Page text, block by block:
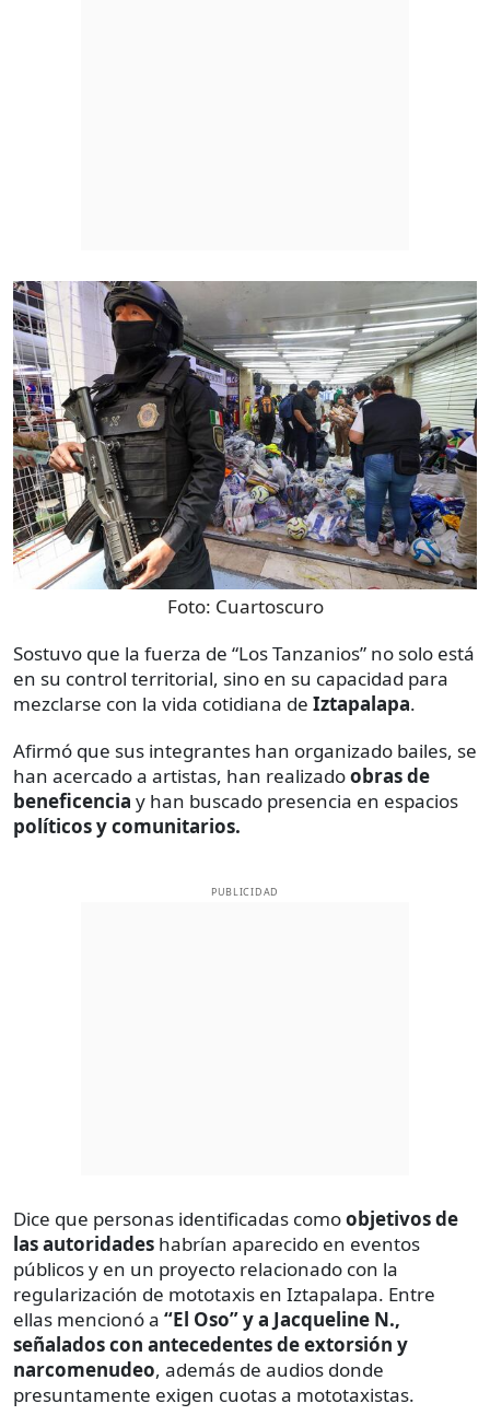
Foto: Cuartoscuro
Sostuvo que la fuerza de “Los Tanzanios” no solo está
en su control territorial, sino en su capacidad para
mezclarse con la vida cotidiana de Iztapalapa.
Afirmó que sus integrantes han organizado bailes, se
han acercado a artistas, han realizadoobras de
beneficencia y han buscado presencia en espacios
políticos y comunitarios.
PUBLICIDAD
Dice que personas identificadas comoobjetivos de
las autoridades habrían aparecido en eventos
públicos y en un proyecto relacionado con la
regularización de mototaxis en Iztapalapa. Entre
ellas mencionó a “El Oso” y a Jacqueline N.,
señalados con antecedentes de extorsión y
narcomenudeo, además de audios donde
presuntamente exigen cuotas a mototaxistas.